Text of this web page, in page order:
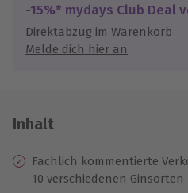
Jeder Gutschein für alle
Maximale Sicherheit
10 Jahre gültig &
-15%* mydays Club Deal
Direktabzug im Warenkorb
Melde dich hier an
Inhalt
Fachlich kommentierte
10 verschiedenen Ginsorten